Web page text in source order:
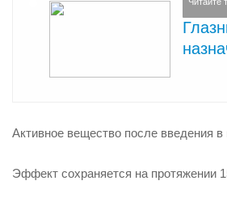
Активное вещество после введения в
Эффект сохраняется на протяжении